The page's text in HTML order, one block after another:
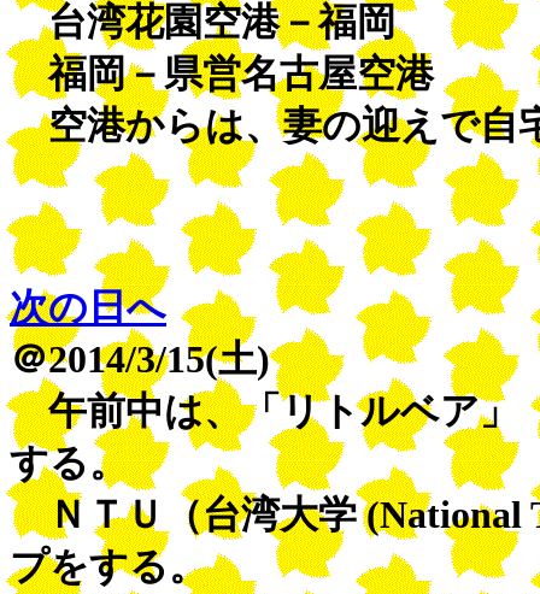
台湾花園空港－福岡
福岡－県営名古屋空港
空港からは、妻の迎えで自
次の日へ
＠2014/3/15(土)
午前中は、「リトルベア」
する。
ＮＴＵ（台湾大学 (National
プをする。